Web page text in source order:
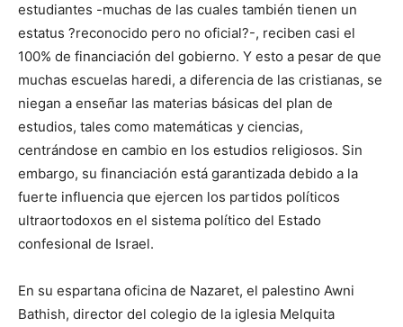
estudiantes -muchas de las cuales también tienen un
estatus ?reconocido pero no oficial?-, reciben casi el
100% de financiación del gobierno. Y esto a pesar de que
muchas escuelas haredi, a diferencia de las cristianas, se
niegan a enseñar las materias básicas del plan de
estudios, tales como matemáticas y ciencias,
centrándose en cambio en los estudios religiosos. Sin
embargo, su financiación está garantizada debido a la
fuerte influencia que ejercen los partidos políticos
ultraortodoxos en el sistema político del Estado
confesional de Israel.
En su espartana oficina de Nazaret, el palestino Awni
Bathish, director del colegio de la iglesia Melquita